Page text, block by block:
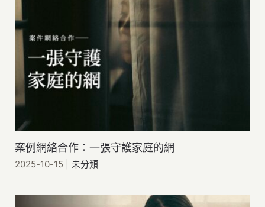
案例網絡合作：一張守護家庭的網
2025-10-15 未分類